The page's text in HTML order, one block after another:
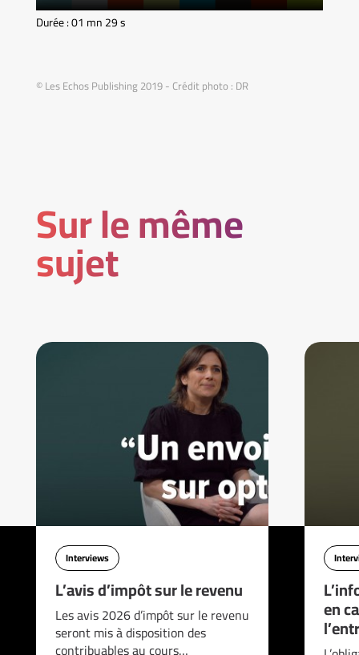
Durée : 01 mn 29 s
© Les Echos Publishing 2019 - Crédit photo : DR
Sur le même
sujet
Interviews
L’avis d’impôt sur le revenu
Les avis 2026 d’impôt sur le revenu
seront mis à disposition des
contribuables au cours…
en